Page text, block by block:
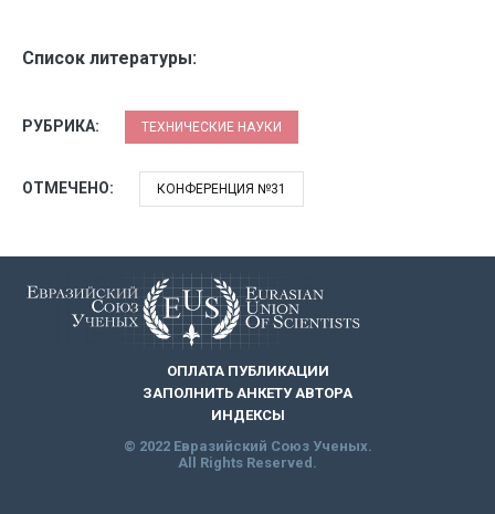
Список литературы:
РУБРИКА: ТЕХНИЧЕСКИЕ НАУКИ
ОТМЕЧЕНО: КОНФЕРЕНЦИЯ №31
ОПЛАТА ПУБЛИКАЦИИ
ЗАПОЛНИТЬ АНКЕТУ АВТОРА
ИНДЕКСЫ
© 2022 Евразийский Союз Ученых.
All Rights Reserved.